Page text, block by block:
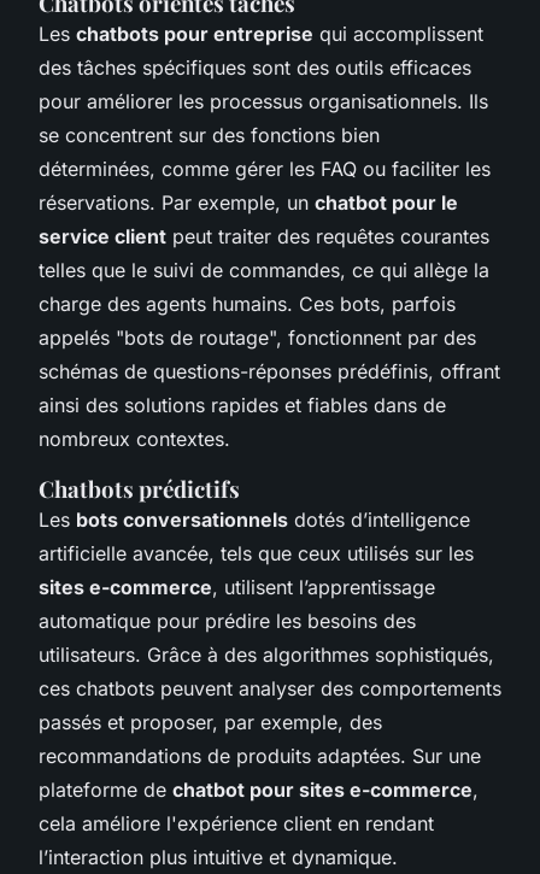
Les chatbots pour entreprise qui accomplissent
des tâches spécifiques sont des outils efficaces
pour améliorer les processus organisationnels. Ils
se concentrent sur des fonctions bien
déterminées, comme gérer les FAQ ou faciliter les
réservations. Par exemple, un chatbot pour le
service client peut traiter des requêtes courantes
telles que le suivi de commandes, ce qui allège la
charge des agents humains. Ces bots, parfois
appelés "bots de routage", fonctionnent par des
schémas de questions-réponses prédéfinis, offrant
ainsi des solutions rapides et fiables dans de
nombreux contextes.
Chatbots prédictifs
Les bots conversationnels dotés d’intelligence
artificielle avancée, tels que ceux utilisés sur les
sites e-commerce, utilisent l’apprentissage
automatique pour prédire les besoins des
utilisateurs. Grâce à des algorithmes sophistiqués,
ces chatbots peuvent analyser des comportements
passés et proposer, par exemple, des
recommandations de produits adaptées. Sur une
plateforme de chatbot pour sites e-commerce,
cela améliore l'expérience client en rendant
l’interaction plus intuitive et dynamique.